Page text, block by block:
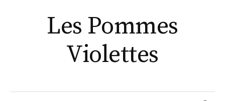
Les Pommes
Violettes